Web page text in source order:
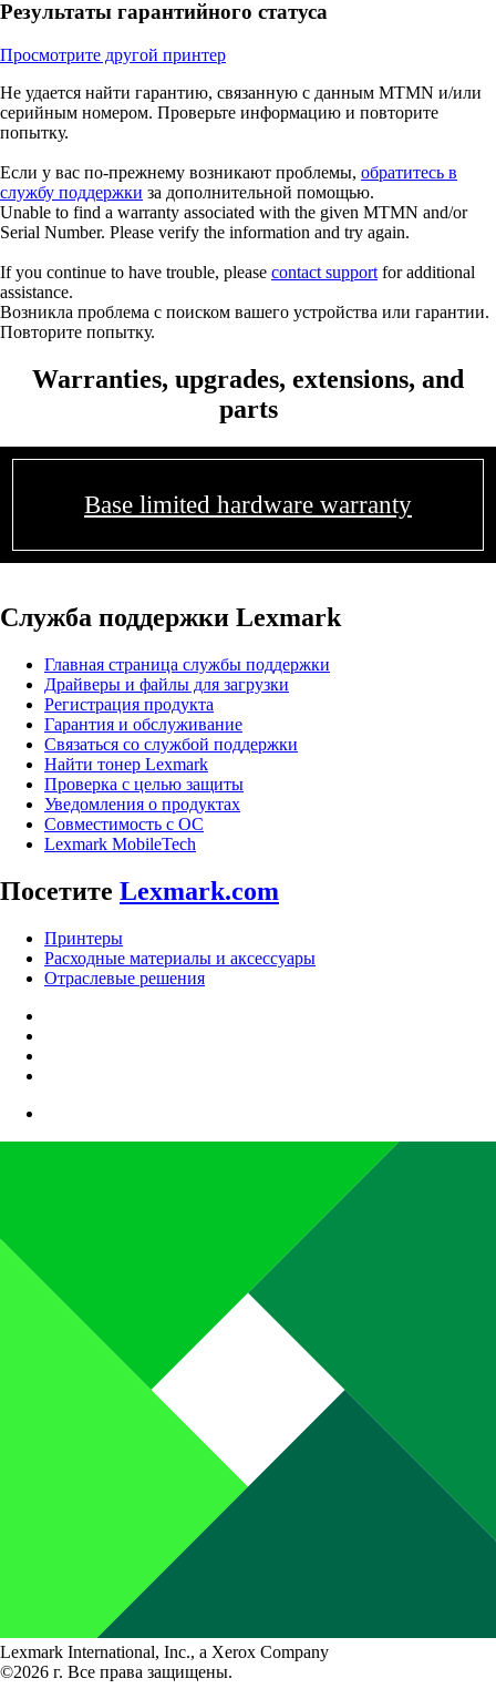
Результаты гарантийного статуса
Просмотрите другой принтер
Не удается найти гарантию, связанную с данным MTMN и/или
серийным номером. Проверьте информацию и повторите
попытку.
Если у вас по-прежнему возникают проблемы, обратитесь в
службу поддержки за дополнительной помощью.
Unable to find a warranty associated with the given MTMN and/or
Serial Number. Please verify the information and try again.
If you continue to have trouble, please contact support for additional
assistance.
Возникла проблема с поиском вашего устройства или гарантии.
Повторите попытку.
Warranties, upgrades, extensions, and
parts
Base limited hardware warranty
Служба поддержки Lexmark
Главная страница службы поддержки
Драйверы и файлы для загрузки
Регистрация продукта
Гарантия и обслуживание
Связаться со службой поддержки
Найти тонер Lexmark
Проверка с целью защиты
Уведомления о продуктах
Совместимость с ОС
Lexmark MobileTech
Посетите Lexmark.com
Принтеры
Расходные материалы и аксессуары
Отраслевые решения
Lexmark International, Inc., a Xerox Company
©2026 г. Все права защищены.